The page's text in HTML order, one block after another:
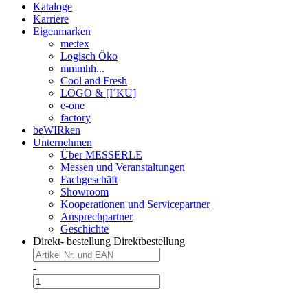
Kataloge
Karriere
Eigenmarken
me:tex
Logisch Öko
mmmhh...
Cool and Fresh
LOGO & [I´KU]
e-one
factory
beWIRken
Unternehmen
Über MESSERLE
Messen und Veranstaltungen
Fachgeschäft
Showroom
Kooperationen und Servicepartner
Ansprechpartner
Geschichte
Direkt- bestellung Direktbestellung
-